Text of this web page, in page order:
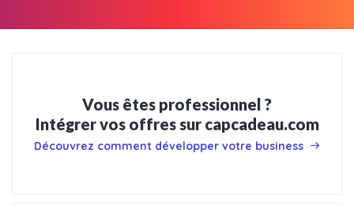
Vous êtes professionnel ?
Intégrer vos offres sur capcadeau.com
Découvrez comment développer votre business